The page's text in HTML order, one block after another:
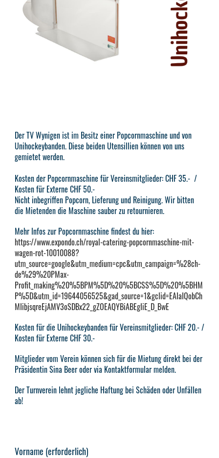
Der TV Wynigen ist im Besitz einer Popcornmaschine und von
Unihockeybanden. Diese beiden Utensillien können von uns
gemietet werden.
Kosten der Popcornmaschine für Vereinsmitglieder: CHF 35.- /
Kosten für Externe CHF 50.-
Nicht inbegriffen Popcorn, Lieferung und Reinigung. Wir bitten
die Mietenden die Maschine sauber zu retournieren.
Mehr Infos zur Popcornmaschine findest du hier:
https://www.expondo.ch/royal-catering-popcornmaschine-mit-
wagen-rot-10010088?
utm_source=google&utm_medium=cpc&utm_campaign=%28ch-
de%29%20PMax-
Profit_making%20%5BPM%5D%20%5BCSS%5D%20%5BHM
P%5D&utm_id=19644056525&gad_source=1&gclid=EAIaIQobCh
MIibjsqreEjAMV3oSDBx22_gZOEAQYBiABEgIiE_D_BwE
Kosten für die Unihockeybanden für Vereinsmitglieder: CHF 20.- /
Kosten für Externe CHF 30.-
Mitglieder vom Verein können sich für die Mietung direkt bei der
Präsidentin Sina Beer oder via Kontaktformular melden.
Der Turnverein lehnt jegliche Haftung bei Schäden oder Unfällen
ab!
Vorname (erforderlich)